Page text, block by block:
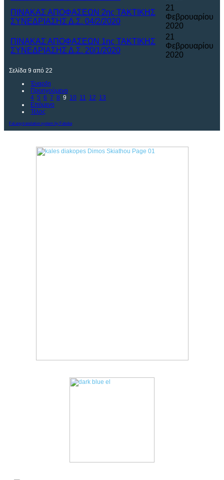
ΠΙΝΑΚΑΣ ΑΠΟΦΑΣΕΩΝ 2ης ΤΑΚΤΙΚΗΣ
ΣΥΝΕΔΡΙΑΣΗΣ Δ.Σ. 04/2/2020
21
Φεβρουαρίου
2020
ΠΙΝΑΚΑΣ ΑΠΟΦΑΣΕΩΝ 1ης ΤΑΚΤΙΚΗΣ
ΣΥΝΕΔΡΙΑΣΗΣ Δ.Σ. 20/1/2020
21
Φεβρουαρίου
2020
Σελίδα 9 από 22
Έναρξη
Προηγούμενο
4 5 6 7 8 9 10 11 12 13
Επόμενο
Τέλος
FaLang translation system by Faboba